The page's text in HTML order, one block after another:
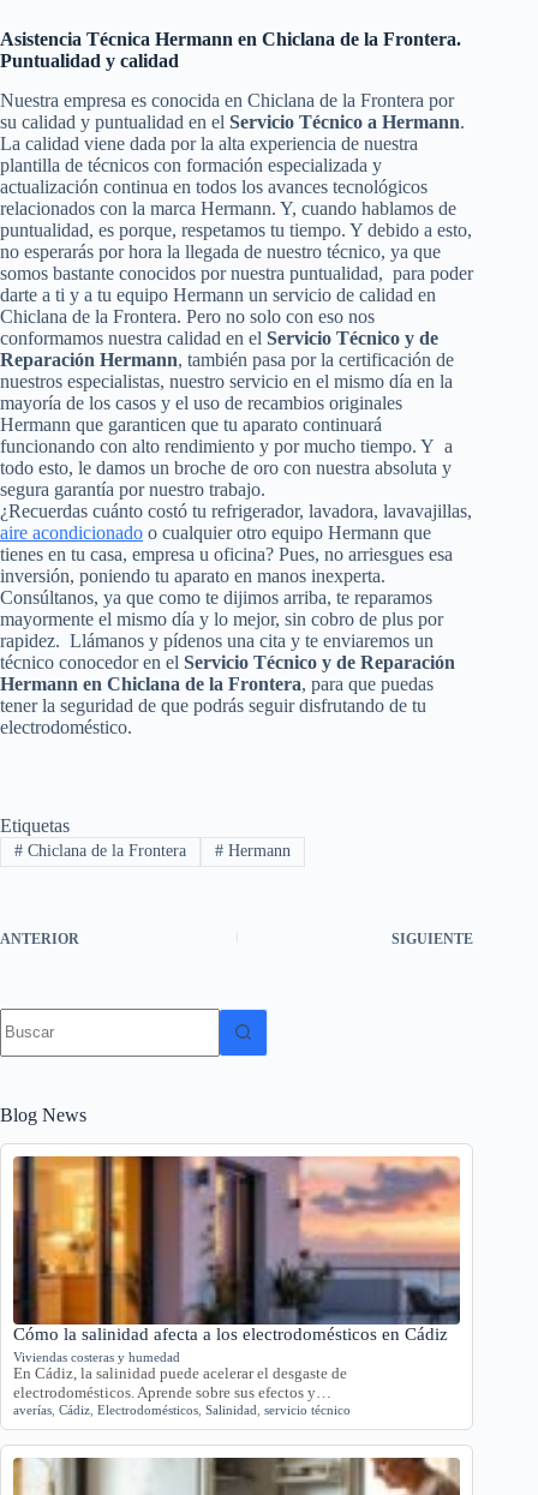
Asistencia Técnica Hermann en Chiclana de la Frontera.
Puntualidad y calidad
Nuestra empresa es conocida en Chiclana de la Frontera por
su calidad y puntualidad en el Servicio Técnico a Hermann.
La calidad viene dada por la alta experiencia de nuestra
plantilla de técnicos con formación especializada y
actualización continua en todos los avances tecnológicos
relacionados con la marca Hermann. Y, cuando hablamos de
puntualidad, es porque, respetamos tu tiempo. Y debido a esto,
no esperarás por hora la llegada de nuestro técnico, ya que
somos bastante conocidos por nuestra puntualidad, para poder
darte a ti y a tu equipo Hermann un servicio de calidad en
Chiclana de la Frontera. Pero no solo con eso nos
conformamos nuestra calidad en el Servicio Técnico y de
Reparación Hermann, también pasa por la certificación de
nuestros especialistas, nuestro servicio en el mismo día en la
mayoría de los casos y el uso de recambios originales
Hermann que garanticen que tu aparato continuará
funcionando con alto rendimiento y por mucho tiempo. Y a
todo esto, le damos un broche de oro con nuestra absoluta y
segura garantía por nuestro trabajo.
¿Recuerdas cuánto costó tu refrigerador, lavadora, lavavajillas,
aire acondicionado o cualquier otro equipo Hermann que
tienes en tu casa, empresa u oficina? Pues, no arriesgues esa
inversión, poniendo tu aparato en manos inexperta.
Consúltanos, ya que como te dijimos arriba, te reparamos
mayormente el mismo día y lo mejor, sin cobro de plus por
rapidez. Llámanos y pídenos una cita y te enviaremos un
técnico conocedor en el Servicio Técnico y de Reparación
Hermann en Chiclana de la Frontera, para que puedas
tener la seguridad de que podrás seguir disfrutando de tu
electrodoméstico.
Etiquetas
#Chiclana de la Frontera #Hermann
ANTERIOR SIGUIENTE
resultados
Blog News
Cómo la salinidad afecta a los electrodomésticos en Cádiz
Viviendas costeras y humedad
En Cádiz, la salinidad puede acelerar el desgaste de
electrodomésticos. Aprende sobre sus efectos y…
averías Cádiz Electrodomésticos Salinidad servicio técnico